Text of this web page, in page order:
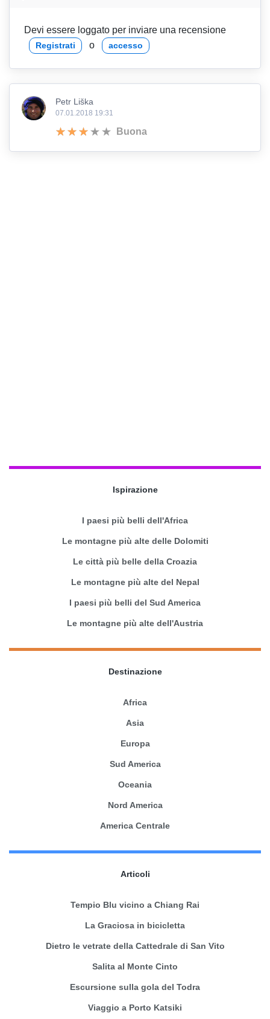
Devi essere loggato per inviare una recensione
Registrati o accesso
Petr Liška
07.01.2018 19:31
Buona
Ispirazione
I paesi più belli dell'Africa
Le montagne più alte delle Dolomiti
Le città più belle della Croazia
Le montagne più alte del Nepal
I paesi più belli del Sud America
Le montagne più alte dell'Austria
Destinazione
Africa
Asia
Europa
Sud America
Oceania
Nord America
America Centrale
Articoli
Tempio Blu vicino a Chiang Rai
La Graciosa in bicicletta
Dietro le vetrate della Cattedrale di San Vito
Salita al Monte Cinto
Escursione sulla gola del Todra
Viaggio a Porto Katsiki